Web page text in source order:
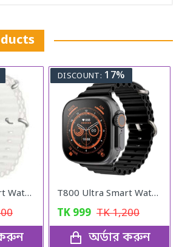
T800 Ultra Smart Wathch (Silvar)
DISCOUNT: 17%
T800 Ultra Smart Wathch (black)
TK 999 TK1,200
অর্ডার করুন